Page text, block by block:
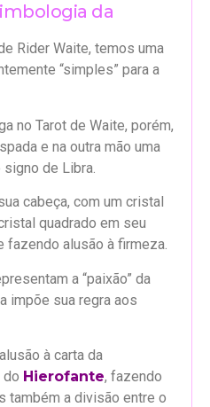
da
Rider Waite, temos uma
“simples” para a
no Tarot de Waite, porém,
e na outra mão uma
de Libra.
cabeça, com um cristal
quadrado em seu
fazendo alusão à firmeza.
a “paixão” da
impõe sua regra aos
à carta da
do Hierofante, fazendo
também a divisão entre o